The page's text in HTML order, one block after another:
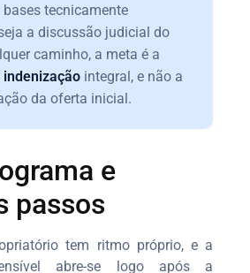
bases tecnicamente
a discussão judicial do
caminho, a meta é a
integral, e não a
da oferta inicial.
e
passos
tem ritmo próprio, e a
abre-se logo após a